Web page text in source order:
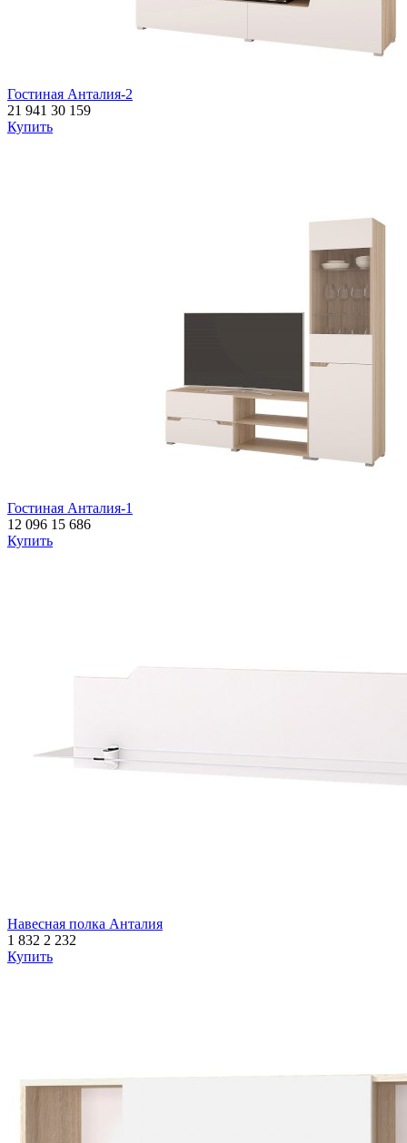
Гостиная Анталия-2
21 941 30 159
Купить
Гостиная Анталия-1
12 096 15 686
Купить
Навесная полка Анталия
1 832 2 232
Купить